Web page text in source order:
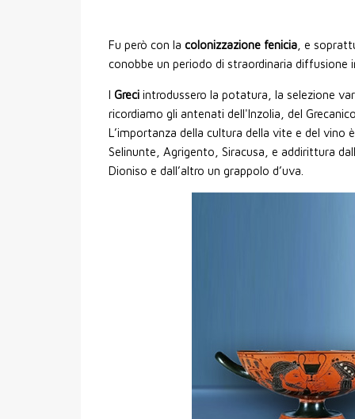
Fu però con la colonizzazione fenicia , e
conobbe un periodo di straordinaria diffusione
I Greci introdussero la potatura, la selezione
ricordiamo gli antenati dell'Inzolia, del
L’importanza della cultura della vite e del vino
Selinunte, Agrigento, Siracusa, e addirittura
Dioniso e dall’altro un grappolo d’uva.